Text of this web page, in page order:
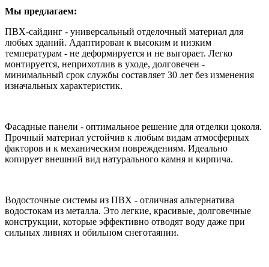
Мы предлагаем:
ПВХ-сайдинг - универсальный отделочный материал для
любых зданий. Адаптирован к высоким и низким
температурам - не деформируется и не выгорает. Легко
монтируется, неприхотлив в уходе, долговечен -
минимальный срок службы составляет 30 лет без изменения
изначальных характеристик.
Фасадные панели - оптимальное решение для отделки цоколя.
Прочный материал устойчив к любым видам атмосферных
факторов и к механическим повреждениям. Идеально
копирует внешний вид натурального камня и кирпича.
Водосточные системы из ПВХ - отличная альтернатива
водостокам из металла. Это легкие, красивые, долговечные
конструкции, которые эффективно отводят воду даже при
сильных ливнях и обильном снеготаянии.